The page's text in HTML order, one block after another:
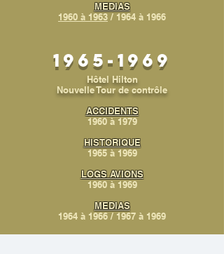
MEDIAS
1960 à 1963 / 1964 à 1966
1965-1969
Hôtel Hilton
Nouvelle Tour de contrôle
ACCIDENTS
1960 à 1979
HISTORIQUE
1965 à 1969
LOGS AVIONS
1960 à 1969
MEDIAS
1964 à 1966 / 1967 à 1969